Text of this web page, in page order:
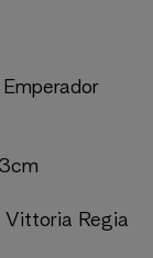
Vittoria Regia